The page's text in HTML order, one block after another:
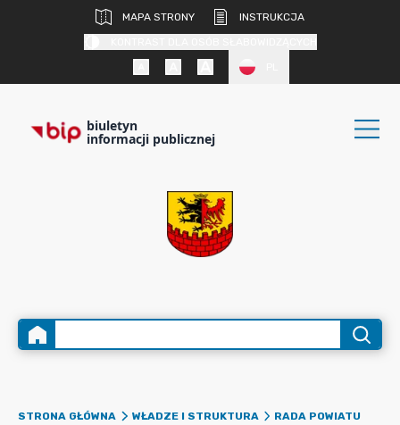
MAPA STRONY
INSTRUKCJA
biuletyn
informacji publicznej
STRONA GŁÓWNA WŁADZE I STRUKTURA
RADA POWIATU